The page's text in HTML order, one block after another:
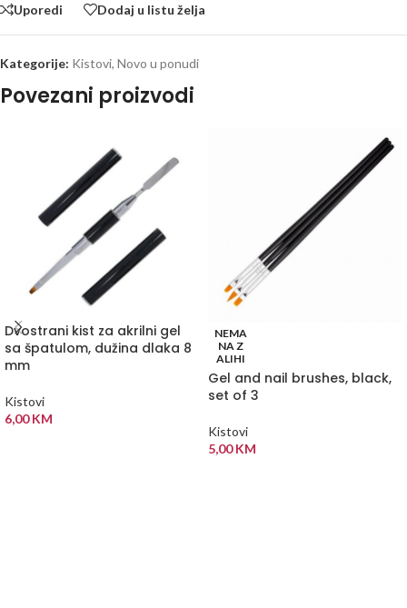
Uporedi Dodaj u listu želja
Kategorije: Kistovi, Novo u ponudi
Povezani proizvodi
Dvostrani kist za akrilni gel
sa špatulom, dužina dlaka 8
mm
Kistovi
6,00KM
NEMA
NA Z
ALIHI
Gel and nail brushes, black,
set of 3
Kistovi
5,00KM